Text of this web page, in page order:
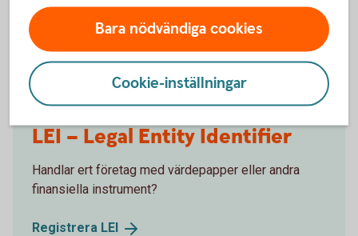
Logga in för att sebörskurser
LEI – Legal Entity Identifier
Handlar ert företag med värdepapper eller andra
finansiella instrument?
Registrera LEI
Bara nödvändiga cookies
Cookie-inställningar